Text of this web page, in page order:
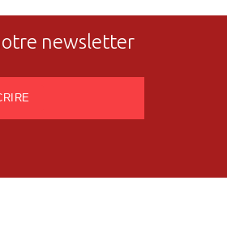
newsletter